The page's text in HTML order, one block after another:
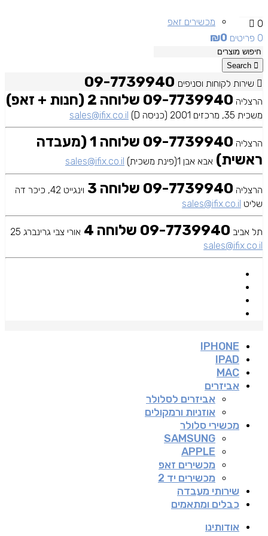
מכשירים זאפ
0
0 פריטים
₪0
Search
שירות לקוחות וסניפים
הרצליה 09-7739940 שלוחה 2 (חנות + זאפ)
משכית 35, מרכזים 2001 (כניסה D) sales@ifix.co.il
הרצליה
09-7739940 שלוחה 1 (מעבדה
ראשית) אבא אבן 1(פינת משכית) sales@ifix.co.il
הרצליה 09-7739940 שלוחה 3
וינגייט 42, כיכר דה
שליט sales@ifix.co.il
תל אביב 09-7739940 שלוחה 4
אורי צבי גרינברג 25
sales@ifix.co.il
IPHONE
IPAD
MAC
אביזרים
אביזרים לסלולר
אוזניות ורמקולים
מכשירי סלולר
SAMSUNG
APPLE
מכשירים זאפ
מכשירים יד 2
שירותי מעבדה
כבלים ומתאמים
אודותינו